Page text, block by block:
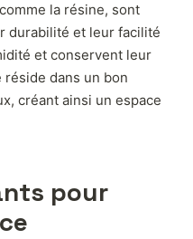
la résine, sont
durabilité et leur facilité
et conservent leur
réside dans un bon
créant ainsi un espace
pour